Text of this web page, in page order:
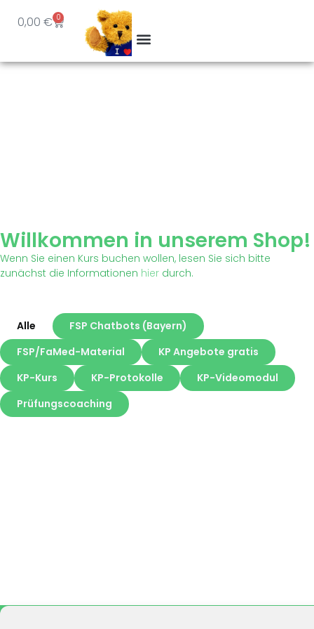
0,00 € 0
Willkommen in unserem Shop!
Wenn Sie einen Kurs buchen wollen, lesen Sie sich bitte
zunächst die Informationen hier durch.
FSP Chatbots (Bayern)
FSP/FaMed-Material
KP Angebote gratis
KP-Kurs
KP-Protokolle
KP-Videomodul
Prüfungscoaching
Alle